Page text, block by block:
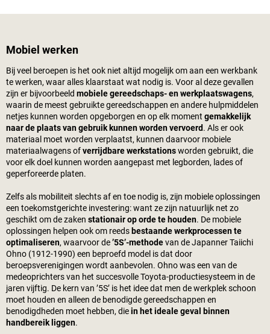
Mobiel werken
Bij veel beroepen is het ook niet altijd mogelijk om aan een werkbank
te werken, waar alles klaarstaat wat nodig is. Voor al deze gevallen
zijn er bijvoorbeeld mobiele gereedschaps- en werkplaatswagens,
waarin de meest gebruikte gereedschappen en andere hulpmiddelen
netjes kunnen worden opgeborgen en op elk moment gemakkelijk
naar de plaats van gebruik kunnen worden vervoerd. Als er ook
materiaal moet worden verplaatst, kunnen daarvoor mobiele
materiaalwagens ofverrijdbare werkstationsworden gebruikt, die
voor elk doel kunnen worden aangepast met legborden, lades of
geperforeerde platen.
Zelfs als mobiliteit slechts af en toe nodig is, zijn mobiele oplossingen
een toekomstgerichte investering: want ze zijn natuurlijk net zo
geschikt om de zaken stationair op orde te houden. De mobiele
oplossingen helpen ook om reeds bestaande werkprocessen te
optimaliseren, waarvoor de’5S’-methodevan de Japanner Taiichi
Ohno (1912-1990) een beproefd model is dat door
beroepsverenigingen wordt aanbevolen. Ohno was een van de
medeoprichters van het succesvolle Toyota-productiesysteem in de
jaren vijftig. De kern van ’5S’ is het idee dat men de werkplek schoon
moet houden en alleen de benodigde gereedschappen en
benodigdheden moet hebben, diein het ideale geval binnen
handbereik liggen.